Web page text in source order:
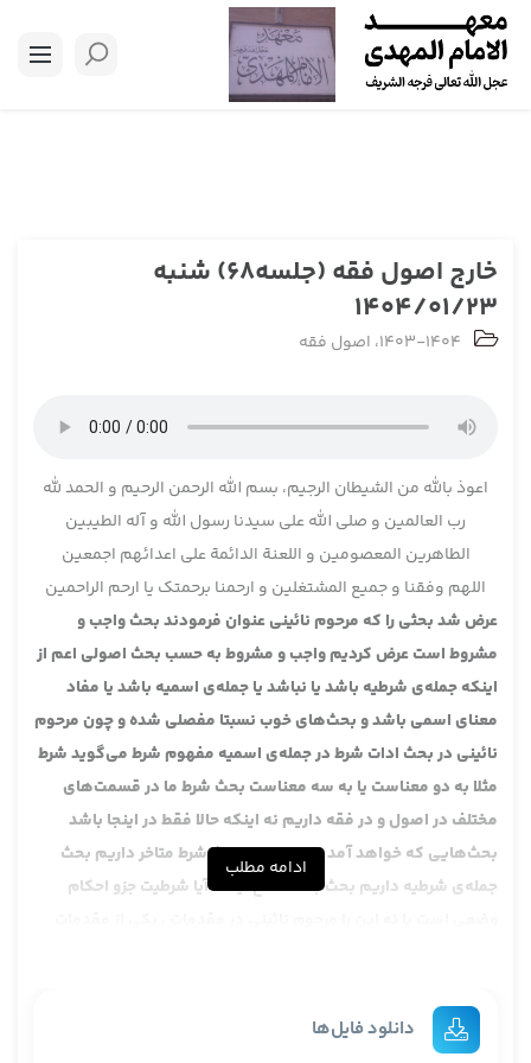
خارج اصول فقه (جلسه68) شنبه
1404/01/23
1403-1404، اصول فقه
اعوذ بالله من الشیطان الرجیم، بسم الله الرحمن الرحیم و الحمد لله
رب العالمین و صلی الله علی سیدنا رسول الله و آله الطیبین
الطاهرین المعصومین و اللعنة الدائمة علی اعدائهم اجمعین
اللهم وفقنا و جمیع المشتغلین و ارحمنا برحمتک یا ارحم الراحمین
عرض شد بحثی را که مرحوم نائینی عنوان فرمودند بحث واجب و
مشروط است عرض کردیم واجب و مشروط به حسب بحث اصولی اعم از
اینکه جمله‌ی شرطیه باشد یا نباشد یا جمله‌ی اسمیه باشد یا مفاد
معنای اسمی باشد و بحث‌های خوب نسبتا مفصلی شده و چون مرحوم
نائینی در بحث ادات شرط در جمله‌ی اسمیه مفهوم شرط می‌گوید شرط
مثلا به دو معناست یا به سه معناست بحث شرط ما در قسمت‌های
مختلف در اصول و در فقه داریم نه اینکه حالا فقط در اینجا باشد
بحث‌هایی که خواهد آمد در همین جا بحث شرط متاخر داریم بحث
جمله‌ی شرطیه داریم بحث به اصطلاح اینکه آیا شرطیت جزو احکام
حالا غیر از شرط که باز در فلسفه داریم آن بحث دیگر ، بحث شرط در
مقدمه‌ی واجب اقسام مقدمه یکی‌اش شرط است که معمنای شرط
ادامه مطلب
دانلود فایل‌ها